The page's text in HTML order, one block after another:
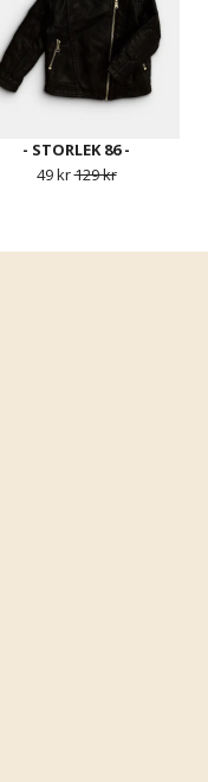
- STORLEK 86 -
49 kr129 kr